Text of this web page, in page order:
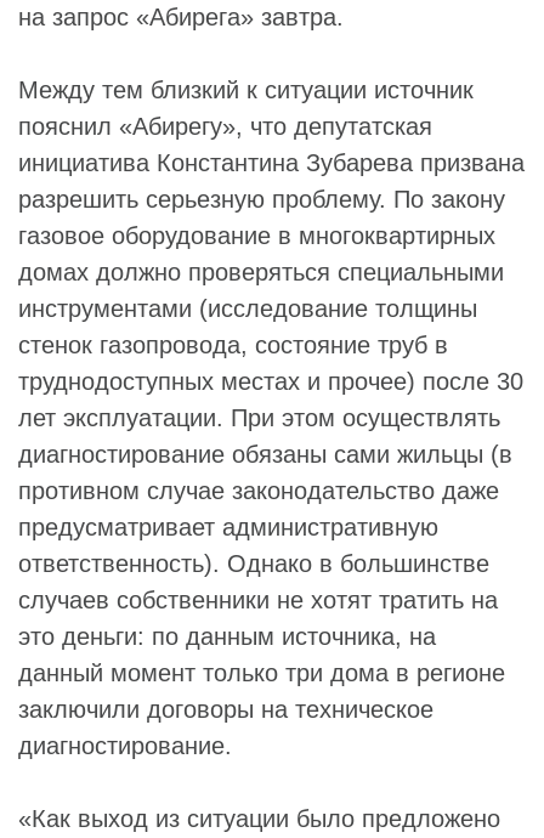
на запрос «Абирега» завтра.
Между тем близкий к ситуации источник
пояснил «Абирегу», что депутатская
инициатива Константина Зубарева призвана
разрешить серьезную проблему. По закону
газовое оборудование в многоквартирных
домах должно проверяться специальными
инструментами (исследование толщины
стенок газопровода, состояние труб в
труднодоступных местах и прочее) после 30
лет эксплуатации. При этом осуществлять
диагностирование обязаны сами жильцы (в
противном случае законодательство даже
предусматривает административную
ответственность). Однако в большинстве
случаев собственники не хотят тратить на
это деньги: по данным источника, на
данный момент только три дома в регионе
заключили договоры на техническое
диагностирование.
«Как выход из ситуации было предложено